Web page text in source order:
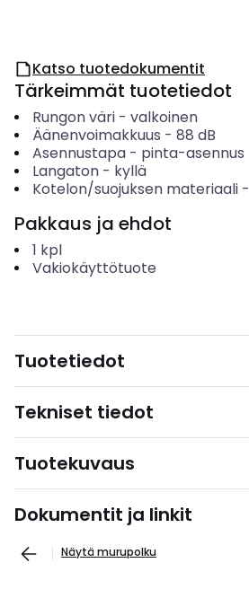
Katso tuotedokumentit
Tärkeimmät tuotetiedot
Rungon väri- valkoinen
Äänenvoimakkuus - 88 dB
Asennustapa- pinta-asennus
Langaton- kyllä
Kotelon/suojuksen materiaali-
Pakkaus ja ehdot
1 kpl
Vakiokäyttötuote
Tuotetiedot
Tekniset tiedot
Tuotekuvaus
Dokumentit ja linkit
Näytä murupolku